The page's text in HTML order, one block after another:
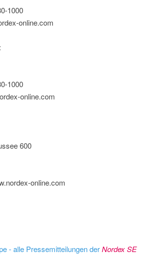
1000
online.com
1000
online.com
600
online.com
- alle Pressemitteilungen derNordex SE